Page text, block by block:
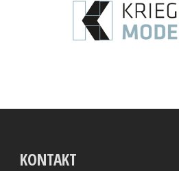
KONTAKT